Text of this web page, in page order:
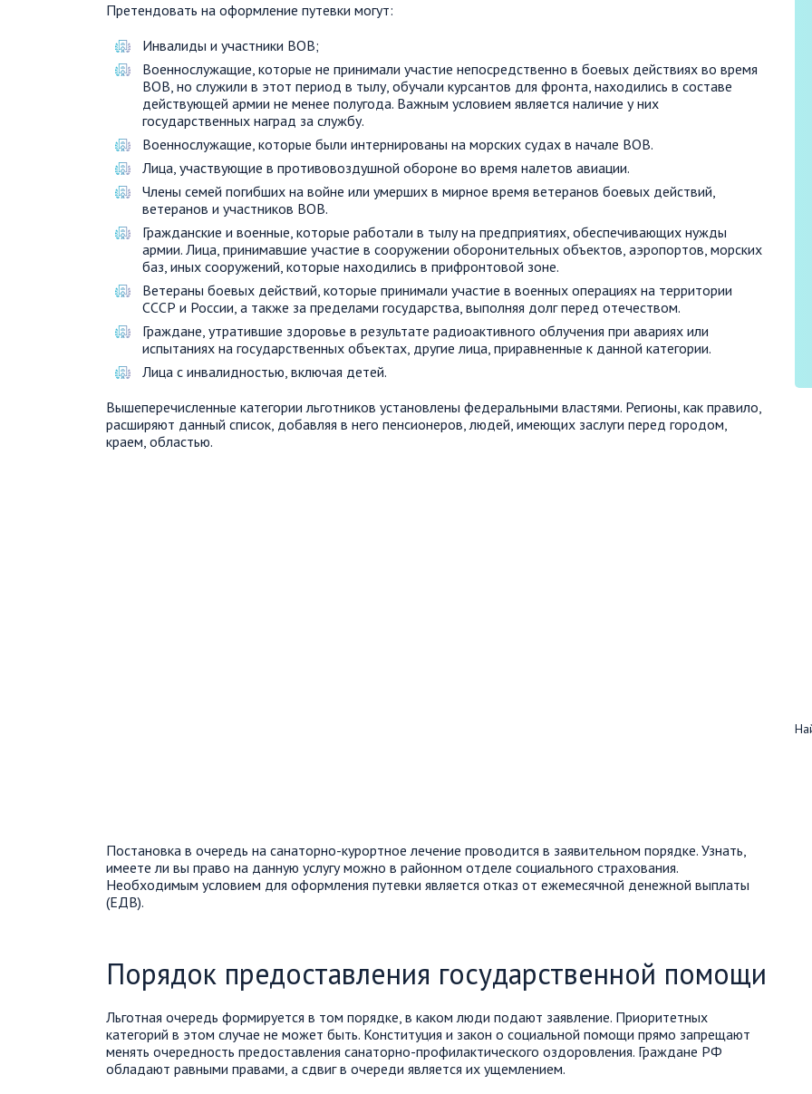
Претендовать на оформление путевки могут:
Инвалиды и участники ВОВ;
Военнослужащие, которые не принимали участие непосредственно в боевых действиях во время
ВОВ, но служили в этот период в тылу, обучали курсантов для фронта, находились в составе
действующей армии не менее полугода. Важным условием является наличие у них
государственных наград за службу.
Военнослужащие, которые были интернированы на морских судах в начале ВОВ.
Лица, участвующие в противовоздушной обороне во время налетов авиации.
Члены семей погибших на войне или умерших в мирное время ветеранов боевых действий,
ветеранов и участников ВОВ.
Гражданские и военные, которые работали в тылу на предприятиях, обеспечивающих нужды
армии. Лица, принимавшие участие в сооружении оборонительных объектов, аэропортов, морских
баз, иных сооружений, которые находились в прифронтовой зоне.
Ветераны боевых действий, которые принимали участие в военных операциях на территории
СССР и России, а также за пределами государства, выполняя долг перед отечеством.
Граждане, утратившие здоровье в результате радиоактивного облучения при авариях или
испытаниях на государственных объектах, другие лица, приравненные к данной категории.
Лица с инвалидностью, включая детей.
Вышеперечисленные категории льготников установлены федеральными властями. Регионы, как правило,
расширяют данный список, добавляя в него пенсионеров, людей, имеющих заслуги перед городом,
краем, областью.
Постановка в очередь на санаторно-курортное лечение проводится в заявительном порядке. Узнать,
имеете ли вы право на данную услугу можно в районном отделе социального страхования.
Необходимым условием для оформления путевки является отказ от ежемесячной денежной выплаты
(ЕДВ).
Порядок предоставления государственной помощи
Льготная очередь формируется в том порядке, в каком люди подают заявление. Приоритетных
категорий в этом случае не может быть. Конституция и закон о социальной помощи прямо запрещают
менять очередность предоставления санаторно-профилактического оздоровления. Граждане РФ
обладают равными правами, а сдвиг в очереди является их ущемлением.